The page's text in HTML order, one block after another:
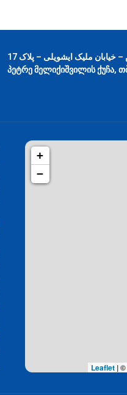
ملیک ایشویلی – پلاک 17
+
−
|